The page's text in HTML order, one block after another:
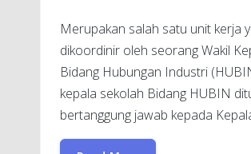
Merupakan salah satu unit kerja
dikoordinir oleh seorang Wakil
Bidang Hubungan Industri
kepala sekolah Bidang HUBIN
bertanggung jawab kepada